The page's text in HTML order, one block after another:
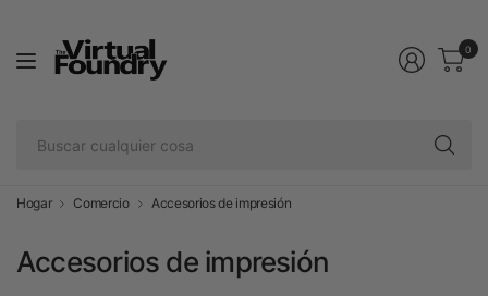
0
Hogar Comercio Accesorios de impresión
Accesorios de impresión